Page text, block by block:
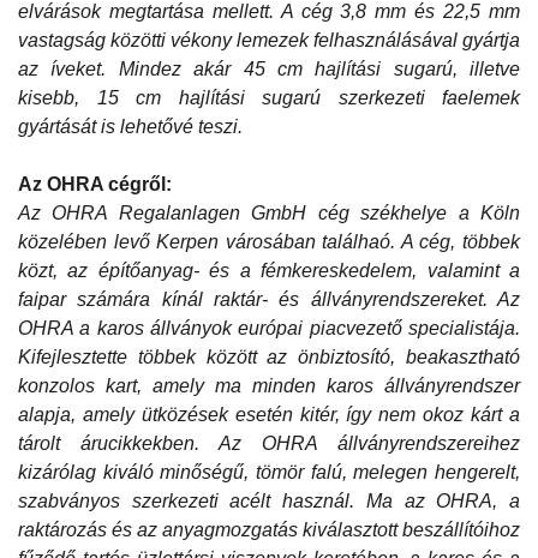
elvárások megtartása mellett. A cég 3,8 mm és 22,5 mm
vastagság közötti vékony lemezek felhasználásával gyártja
az íveket. Mindez akár 45 cm hajlítási sugarú, illetve
kisebb, 15 cm hajlítási sugarú szerkezeti faelemek
gyártását is lehetővé teszi.
Az OHRA cégről:
Az OHRA Regalanlagen GmbH cég székhelye a Köln
közelében levő Kerpen városában találhaó. A cég, többek
közt, az építőanyag- és a fémkereskedelem, valamint a
faipar számára kínál raktár- és állványrendszereket. Az
OHRA a karos állványok európai piacvezető specialistája.
Kifejlesztette többek között az önbiztosító, beakasztható
konzolos kart, amely ma minden karos állványrendszer
alapja, amely ütközések esetén kitér, így nem okoz kárt a
tárolt árucikkekben. Az OHRA állványrendszereihez
kizárólag kiváló minőségű, tömör falú, melegen hengerelt,
szabványos szerkezeti acélt használ. Ma az OHRA, a
raktározás és az anyagmozgatás kiválasztott beszállítóihoz